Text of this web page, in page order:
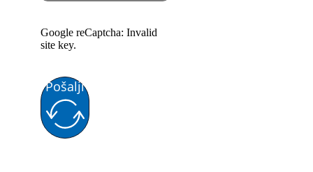
Google reCaptcha: Invalid
site key.
Pošalji